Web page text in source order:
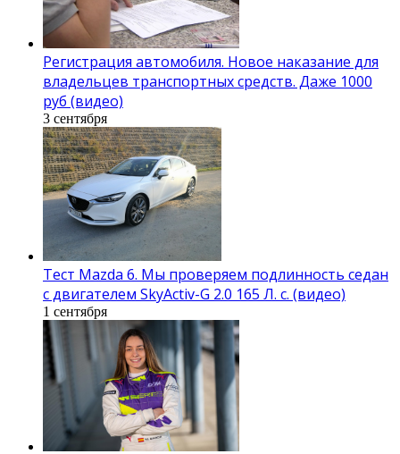
Регистрация автомобиля. Новое наказание для
владельцев транспортных средств. Даже 1000
руб (видео)
3 сентября
Тест Mazda 6. Мы проверяем подлинность седан
с двигателем SkyActiv-G 2.0 165 Л. с. (видео)
1 сентября